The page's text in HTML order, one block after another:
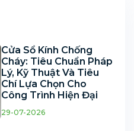
Cửa Sổ Kính Chống
Cháy: Tiêu Chuẩn Pháp
Lý, Kỹ Thuật Và Tiêu
Chí Lựa Chọn Cho
Công Trình Hiện Đại
29-07-2026